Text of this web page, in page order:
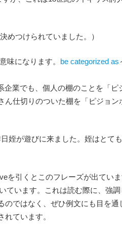
めつけられていました。）
味になります。 be categorized as
業でも、個人の棚のことを「ピ
ん仕切りのついた棚を「ピジョン
日姪が遊びに来ました。姪はとて
を引くとこのフレーズが出てい
ています。これは読む際に、強調
ではなく、ぜひ例文にも目を通
ています。